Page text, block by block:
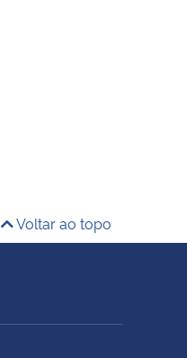
Voltar ao topo